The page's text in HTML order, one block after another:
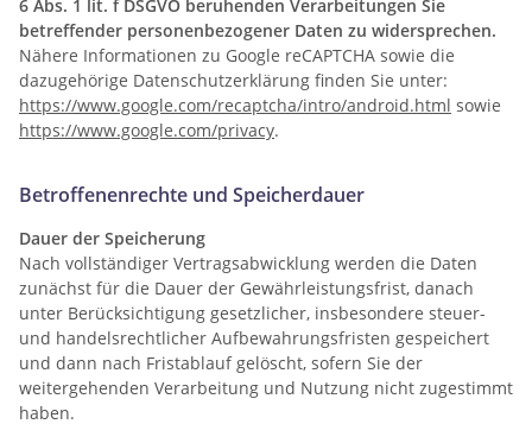
6 Abs. 1 lit. f DSGVO beruhenden Verarbeitungen Sie
betreffender personenbezogener Daten zu widersprechen.
Nähere Informationen zu Google reCAPTCHA sowie die
dazugehörige Datenschutzerklärung finden Sie unter:
https://www.google.com/recaptcha/intro/android.html sowie
https://www.google.com/privacy.
Betroffenenrechte und Speicherdauer
Dauer der Speicherung
Nach vollständiger Vertragsabwicklung werden die Daten
zunächst für die Dauer der Gewährleistungsfrist, danach
unter Berücksichtigung gesetzlicher, insbesondere steuer-
und handelsrechtlicher Aufbewahrungsfristen gespeichert
und dann nach Fristablauf gelöscht, sofern Sie der
weitergehenden Verarbeitung und Nutzung nicht zugestimmt
haben.